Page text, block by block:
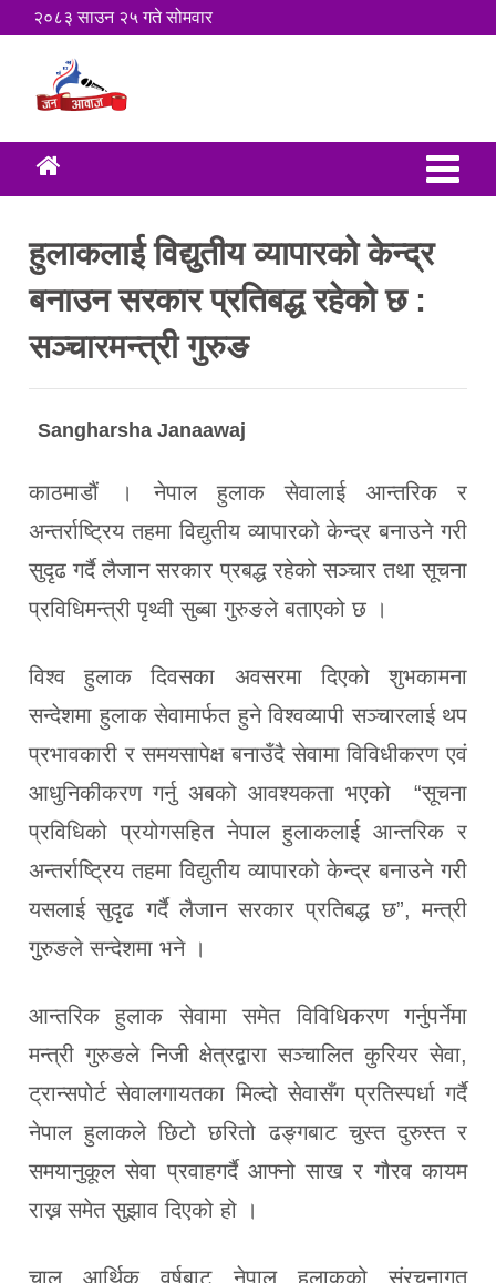
२०८३ साउन २५ गते सोमवार
हुलाकलाई विद्युतीय व्यापारको केन्द्र
बनाउन सरकार प्रतिबद्ध रहेको छ :
सञ्चारमन्त्री गुरुङ
Sangharsha Janaawaj
काठमाडौं । नेपाल हुलाक सेवालाई आन्तरिक र
अन्तर्राष्ट्रिय तहमा विद्युतीय व्यापारको केन्द्र बनाउने गरी
सुदृढ गर्दै लैजान सरकार प्रबद्ध रहेको सञ्चार तथा सूचना
प्रविधिमन्त्री पृथ्वी सुब्बा गुरुङले बताएको छ ।
विश्व हुलाक दिवसका अवसरमा दिएको शुभकामना
सन्देशमा हुलाक सेवामार्फत हुने विश्वव्यापी सञ्चारलाई थप
प्रभावकारी र समयसापेक्ष बनाउँदै सेवामा विविधीकरण एवं
आधुनिकीकरण गर्नु अबको आवश्यकता भएको “सूचना
प्रविधिको प्रयोगसहित नेपाल हुलाकलाई आन्तरिक र
अन्तर्राष्ट्रिय तहमा विद्युतीय व्यापारको केन्द्र बनाउने गरी
यसलाई सुदृढ गर्दै लैजान सरकार प्रतिबद्ध छ”, मन्त्री
गुुरुङले सन्देशमा भने ।
आन्तरिक हुलाक सेवामा समेत विविधिकरण गर्नुपर्नेमा
मन्त्री गुरुङले निजी क्षेत्रद्वारा सञ्चालित कुरियर सेवा,
ट्रान्सपोर्ट सेवालगायतका मिल्दो सेवासँग प्रतिस्पर्धा गर्दै
नेपाल हुलाकले छिटो छरितो ढङ्गबाट चुस्त दुरुस्त र
समयानुकूल सेवा प्रवाहगर्दै आफ्नो साख र गौरव कायम
राख्न समेत सुझाव दिएको हो ।
चालु आर्थिक वर्षबाट नेपाल हुलाकको संरचनागत